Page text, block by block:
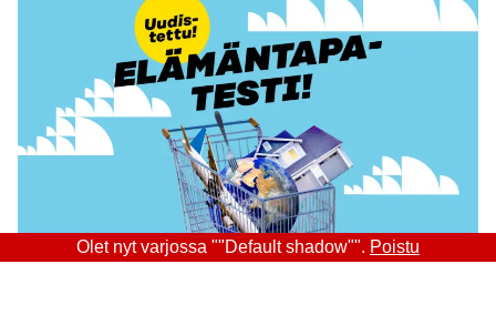
Olet nyt varjossa ""Default shadow"". Poistu